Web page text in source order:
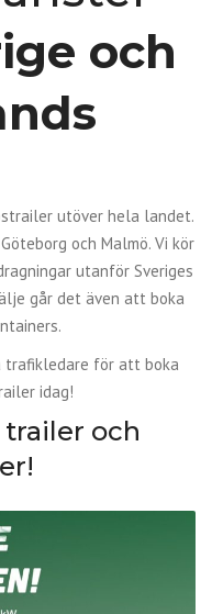
och
utöver hela landet.
och Malmö. Vi kör
utanför Sveriges
går det även att boka
trafikledare för att boka
idag!
trailer och